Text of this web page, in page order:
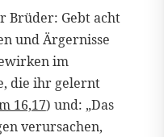
Brüder: Gebt acht
und Ärgernisse
im
die ihr gelernt
16,17) und: „Das
verursachen,